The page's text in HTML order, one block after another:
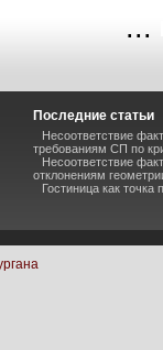
...
Последние статьи
Несоответствие
требованиям СП по
Несоответствие
отклонениям
Гостиница как